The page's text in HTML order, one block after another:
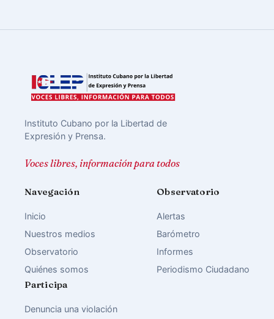
Instituto Cubano por la Libertad de
Expresión y Prensa.
Voces libres, información para todos
Navegación
Inicio
Nuestros medios
Observatorio
Quiénes somos
Observatorio
Alertas
Barómetro
Informes
Periodismo Ciudadano
Participa
Denuncia una violación